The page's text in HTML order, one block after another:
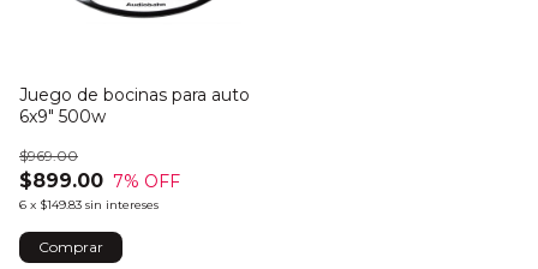
Juego de bocinas para auto
6x9" 500w
$899.00
$969.00
7% OFF
6 x $149.83 sin intereses